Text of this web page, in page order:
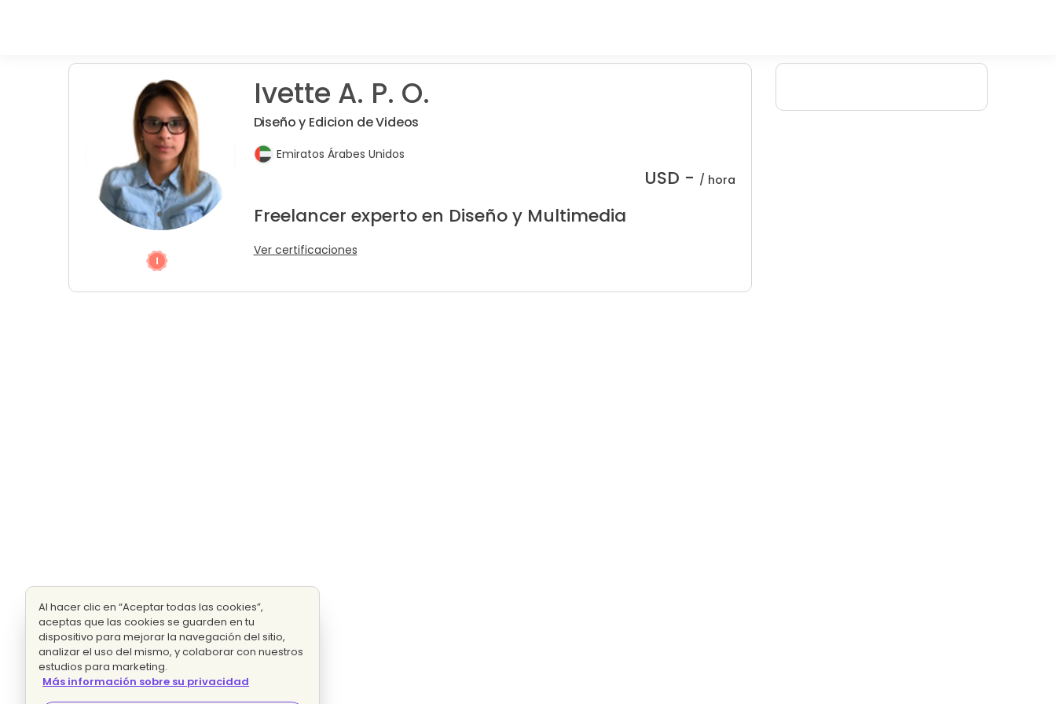
Ivette A. P. O.
Diseño y Edicion de Videos
Emiratos Árabes Unidos
USD - / hora
Freelancer experto en Diseño y Multimedia
Ver certificaciones
Al hacer clic en “Aceptar todas las cookies”,
aceptas que las cookies se guarden en tu
dispositivo para mejorar la navegación del sitio,
analizar el uso del mismo, y colaborar con nuestros
estudios para marketing.
Más información sobre su privacidad